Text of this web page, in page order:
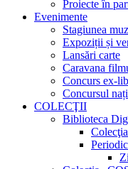
Proiecte în
Evenimente
Stagiunea
Expoziții și
Lansări carte
Caravana
Concurs ex-
Concursul
COLECŢII
Biblioteca